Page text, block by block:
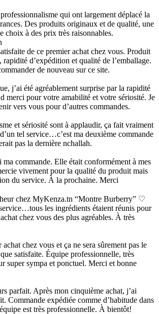
qui ont largement déplacé la
Des produits originaux et de qualité, une
choix à des prix très raisonnables.
de ce premier achat chez vous. Produit
d’expédition et qualité de l’emballage.
de nouveau sur ce site.
j’ai été agréablement surprise par la rapidité
merci pour votre amabilité et votre sériosité. Je
vers vous pour d’autres commandes.
et sériosité sont à applaudir, ça fait vraiment
tel service…c’est ma deuxième commande
pas la dernière nchallah.
ma commande. Elle était conformément à mes
vivement pour la qualité du produit mais
du service. À la prochaine. Merci
chez MyKenza.tn “Montre Burberry” ♡
les ingrédients étaient réunis pour
chez vous des plus agréables. À très
chez vous et ça ne sera sûrement pas le
satisfaite. Équipe professionnelle, très
super sympa et ponctuel. Merci et bonne
parfait. Après mon cinquième achat, j’ai
Commande expédiée comme d’habitude dans
est très professionnelle. À bientôt!